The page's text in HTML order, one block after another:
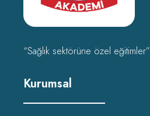
“Sağlık sektörüne özel eğitimler”
Kurumsal